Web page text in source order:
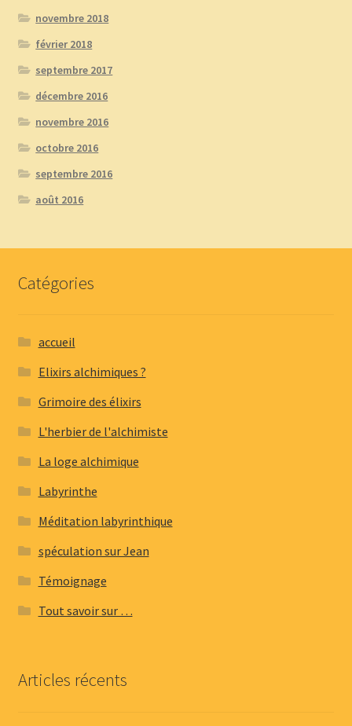
novembre 2018
février 2018
septembre 2017
décembre 2016
novembre 2016
octobre 2016
septembre 2016
août 2016
Catégories
accueil
Elixirs alchimiques ?
Grimoire des élixirs
L'herbier de l'alchimiste
La loge alchimique
Labyrinthe
Méditation labyrinthique
spéculation sur Jean
Témoignage
Tout savoir sur …
Articles récents